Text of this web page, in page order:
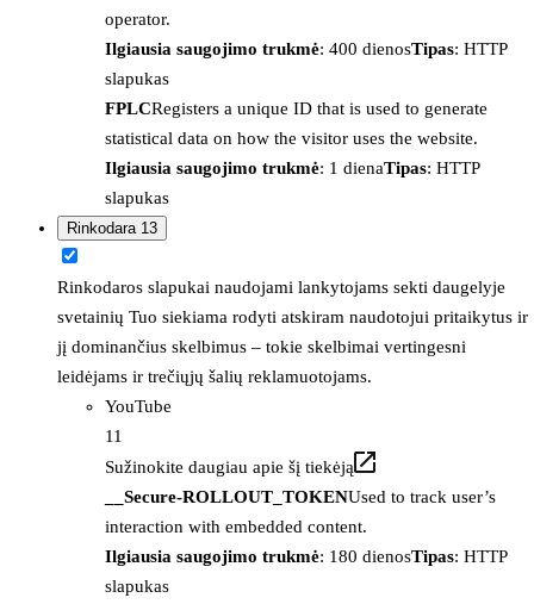
operator.
Ilgiausia saugojimo trukmė: 400 dienosTipas: HTTP
slapukas
FPLCRegisters a unique ID that is used to generate
statistical data on how the visitor uses the website.
Ilgiausia saugojimo trukmė: 1 dienaTipas: HTTP
slapukas
Rinkodara 13
Rinkodaros slapukai naudojami lankytojams sekti daugelyje
svetainių Tuo siekiama rodyti atskiram naudotojui pritaikytus ir
jį dominančius skelbimus – tokie skelbimai vertingesni
leidėjams ir trečiųjų šalių reklamuotojams.
YouTube
11
Sužinokite daugiau apie šį tiekėją
__Secure-ROLLOUT_TOKENUsed to track user’s
interaction with embedded content.
Ilgiausia saugojimo trukmė: 180 dienosTipas: HTTP
slapukas